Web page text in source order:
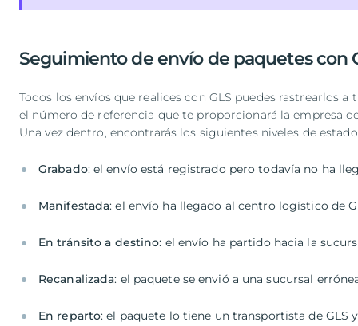
Seguimiento de envío de paquetes con
Todos los envíos que realices con GLS puedes rastrearlos a
el número de referencia que te proporcionará la empresa
Una vez dentro, encontrarás los siguientes niveles de
Grabado: el envío está registrado pero todavía no ha
Manifestada: el envío ha llegado al centro logístico de
En tránsito a destino: el envío ha partido hacia la
Recanalizada: el paquete se envió a una sucursal
En reparto: el paquete lo tiene un transportista de GLS